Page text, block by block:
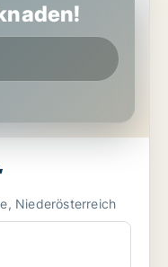
Niederösterreich